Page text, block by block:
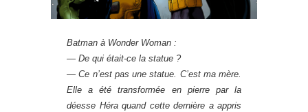
Batman à Wonder Woman :
— De qui était-ce la statue ?
— Ce n’est pas une statue. C’est ma mère.
Elle a été transformée en pierre par la
déesse Héra quand cette dernière a appris